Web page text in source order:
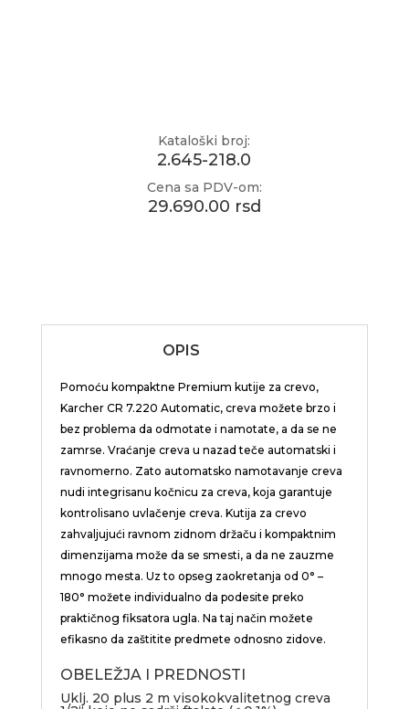
Kataloški broj:
2.645-218.0
Cena sa PDV-om:
29.690.00 rsd
OPIS
Pomoću kompaktne Premium kutije za crevo,
Karcher CR 7.220 Automatic, creva možete brzo i
bez problema da odmotate i namotate, a da se ne
zamrse. Vraćanje creva u nazad teče automatski i
ravnomerno. Zato automatsko namotavanje creva
nudi integrisanu kočnicu za creva, koja garantuje
kontrolisano uvlačenje creva. Kutija za crevo
zahvaljujući ravnom zidnom držaču i kompaktnim
dimenzijama može da se smesti, a da ne zauzme
mnogo mesta. Uz to opseg zaokretanja od 0° –
180° možete individualno da podesite preko
praktičnog fiksatora ugla. Na taj način možete
efikasno da zaštitite predmete odnosno zidove.
OBELEŽJA I PREDNOSTI
Uklj. 20 plus 2 m visokokvalitetnog creva